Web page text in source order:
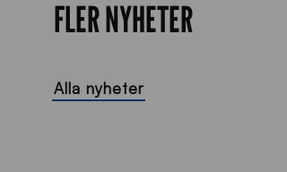
FLER NYHETER
Alla nyheter